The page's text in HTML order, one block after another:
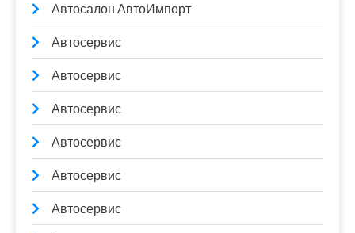
Автосалон АвтоИмпорт
Автосервис
Автосервис
Автосервис
Автосервис
Автосервис
Автосервис